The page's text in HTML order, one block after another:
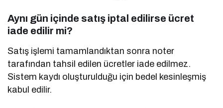
Aynı gün içinde satış iptal edilirse ücret
iade edilir mi?
Satış işlemi tamamlandıktan sonra noter
tarafından tahsil edilen ücretler iade edilmez.
Sistem kaydı oluşturulduğu için bedel kesinleşmiş
kabul edilir.